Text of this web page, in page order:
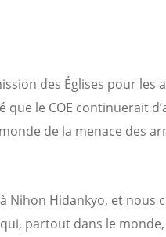
des Églises pour les
le COE continuerait
de la menace des
Nihon Hidankyo, et nous
partout dans le